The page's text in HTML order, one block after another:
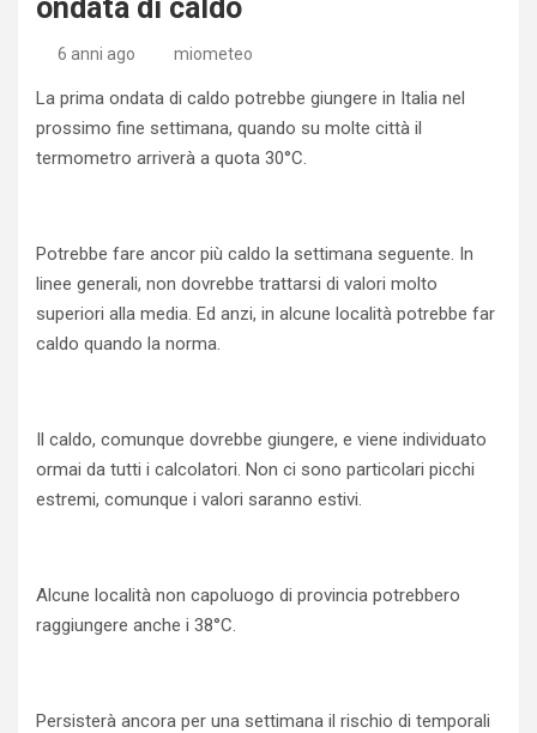
ondata di caldo
6 anni ago miometeo
La prima ondata di caldo potrebbe giungere in Italia nel
prossimo fine settimana, quando su molte città il
termometro arriverà a quota 30°C.
Potrebbe fare ancor più caldo la settimana seguente. In
linee generali, non dovrebbe trattarsi di valori molto
superiori alla media. Ed anzi, in alcune località potrebbe far
caldo quando la norma.
Il caldo, comunque dovrebbe giungere, e viene individuato
ormai da tutti i calcolatori. Non ci sono particolari picchi
estremi, comunque i valori saranno estivi.
Alcune località non capoluogo di provincia potrebbero
raggiungere anche i 38°C.
Persisterà ancora per una settimana il rischio di temporali